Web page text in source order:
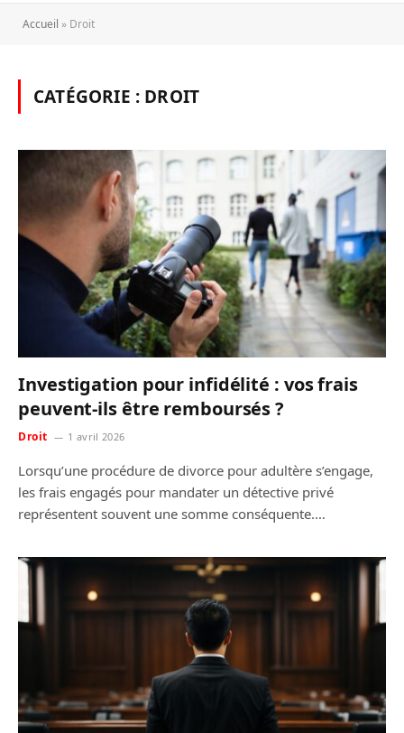
Accueil » Droit
CATÉGORIE : DROIT
Investigation pour infidélité : vos frais
peuvent-ils être remboursés ?
Droit 1 avril 2026
Lorsqu’une procédure de divorce pour adultère s’engage,
les frais engagés pour mandater un détective privé
représentent souvent une somme conséquente.…